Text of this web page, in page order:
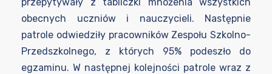
obecnych uczniów i nauczycieli. Następnie
patrole odwiedziły pracowników Zespołu Szkolno-
Przedszkolnego, z których 95% podeszło do
egzaminu. W następnej kolejności patrole wraz z